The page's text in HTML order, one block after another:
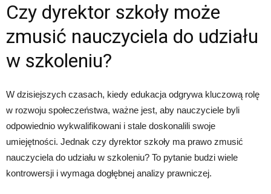
Czy dyrektor szkoły może
zmusić nauczyciela do udziału
w szkoleniu?
W dzisiejszych czasach, kiedy edukacja odgrywa kluczową rolę
w rozwoju społeczeństwa, ważne jest, aby nauczyciele byli
odpowiednio wykwalifikowani i stale doskonalili swoje
umiejętności. Jednak czy dyrektor szkoły ma prawo zmusić
nauczyciela do udziału w szkoleniu? To pytanie budzi wiele
kontrowersji i wymaga dogłębnej analizy prawniczej.